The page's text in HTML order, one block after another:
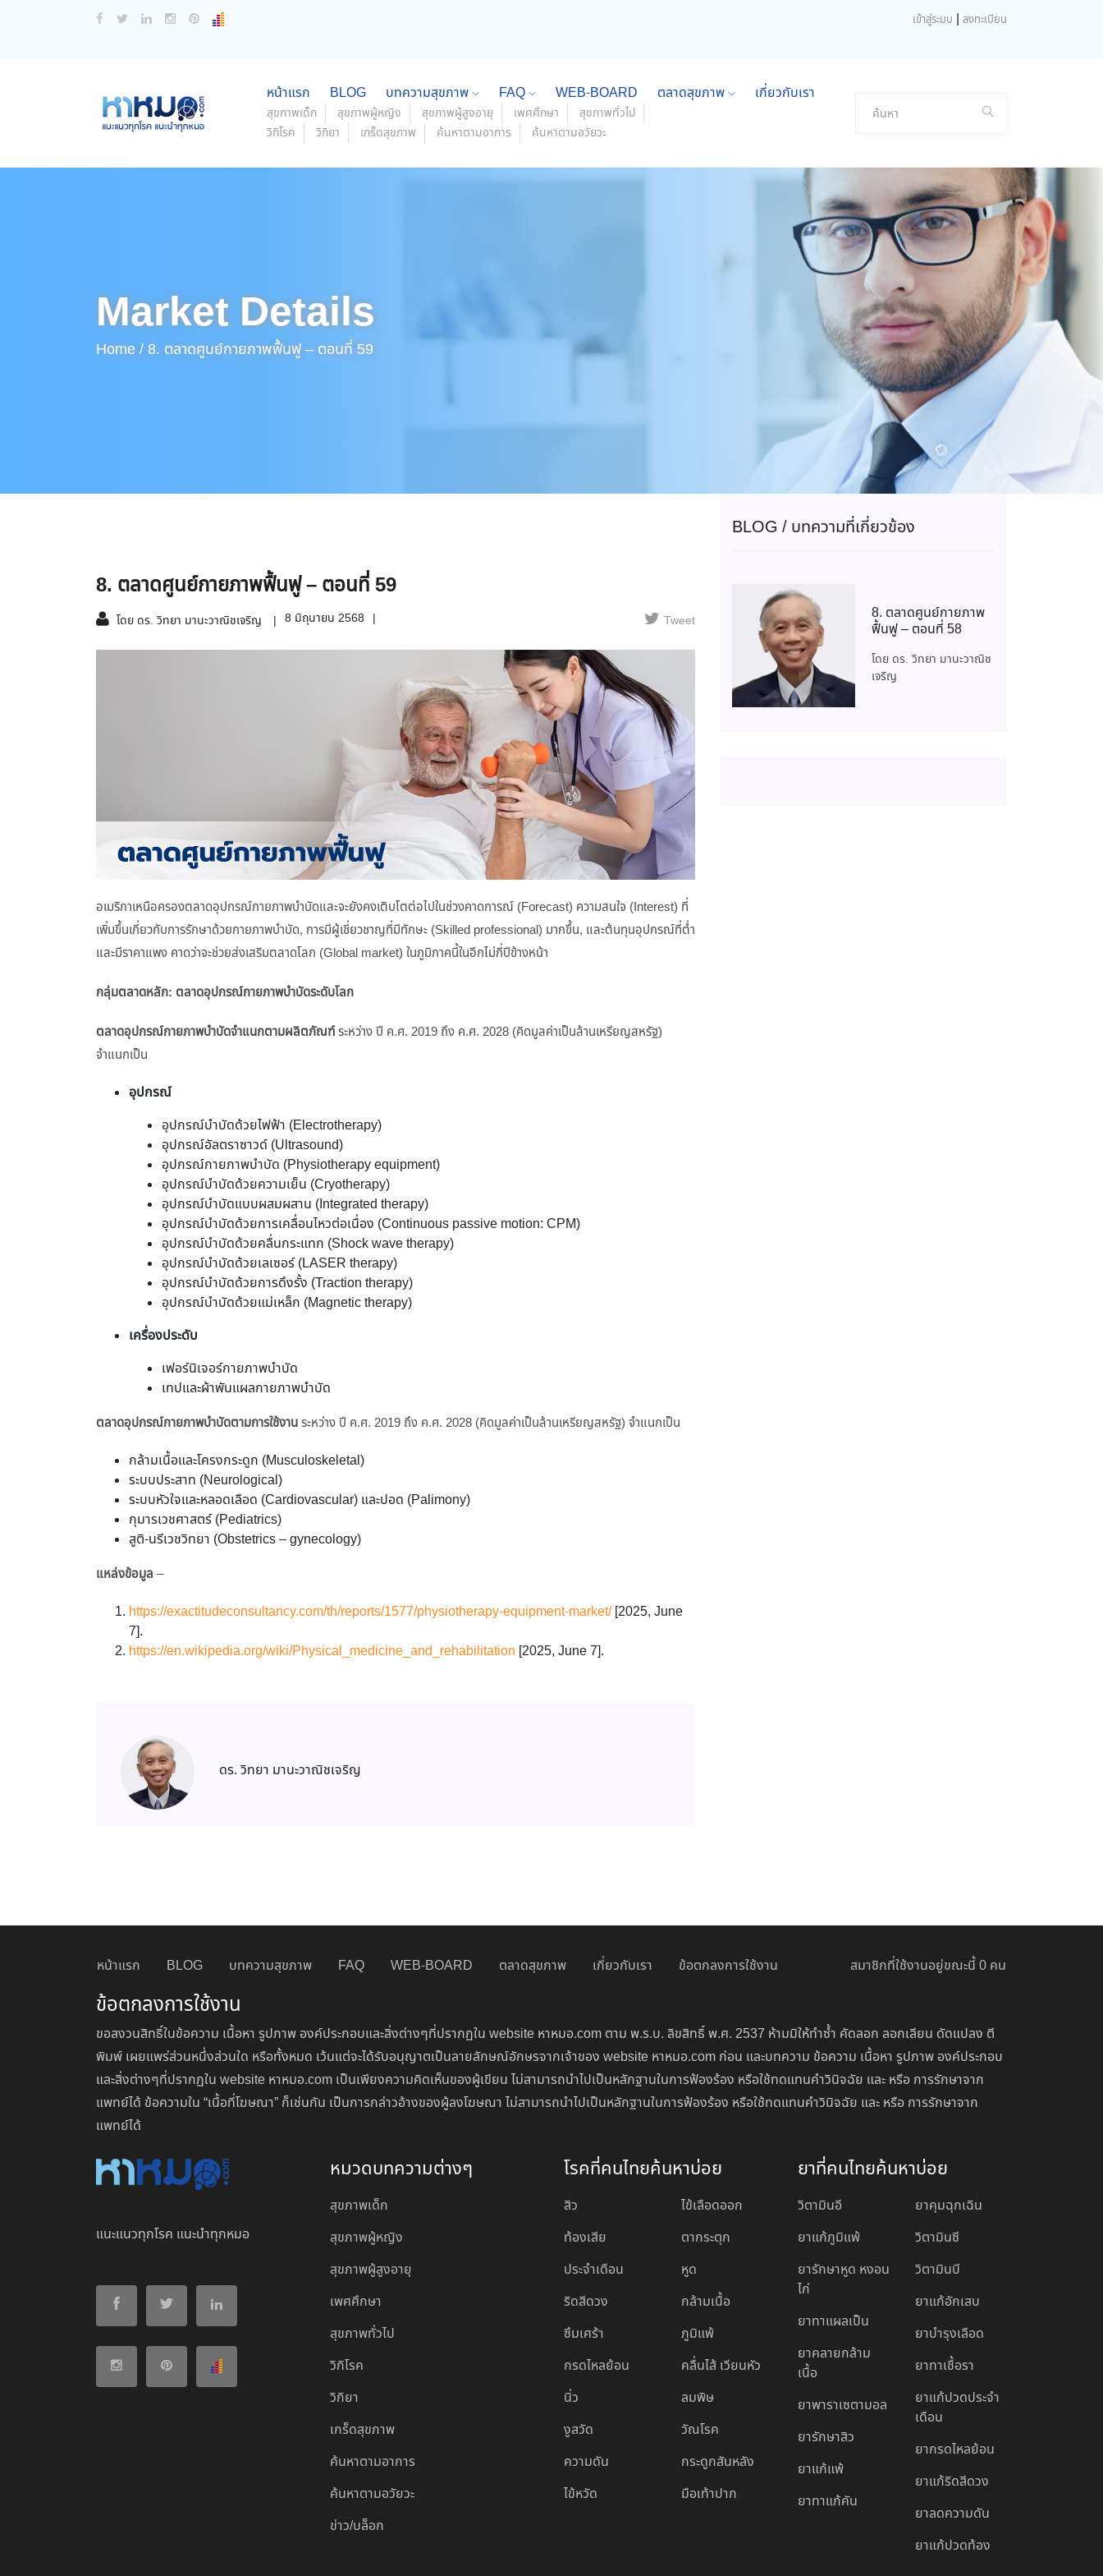
เข้าสู่ระบบ | ลงทะเบียน
หน้าแรก BLOG บทความสุขภาพ FAQ WEB-BOARD ตลาดสุขภาพ เกี่ยวกับเรา
สุขภาพเด็ก สุขภาพผู้หญิง สุขภาพผู้สูงอายุ เพศศึกษา
สุขภาพทั่วไป
วิกิโรค
วิกิยา เกร็ดสุขภาพ ค้นหาตามอาการ ค้นหาตามอวัยวะ
Market Details
Home /8. ตลาดศูนย์กายภาพฟื้นฟู – ตอนที่ 59
8. ตลาดศูนย์กายภาพฟื้นฟู – ตอนที่ 59
โดย ดร. วิทยา มานะวาณิชเจริญ 8 มิถุนายน 2568 Tweet
อเมริกาเหนือครองตลาดอุปกรณ์กายภาพบำบัดและจะยังคงเติบโตต่อไปในช่วงคาดการณ์ (Forecast) ความสนใจ (Interest) ที่
เพิ่มขึ้นเกี่ยวกับการรักษาด้วยกายภาพบำบัด, การมีผู้เชี่ยวชาญที่มีทักษะ (Skilled professional) มากขึ้น, และต้นทุนอุปกรณ์ที่ต่ำ
และมีราคาแพง คาดว่าจะช่วยส่งเสริมตลาดโลก (Global market) ในภูมิภาคนี้ในอีกไม่กี่ปีข้างหน้า
กลุ่มตลาดหลัก: ตลาดอุปกรณ์กายภาพบำบัดระดับโลก
ตลาดอุปกรณ์กายภาพบำบัดจำแนกตามผลิตภัณฑ์ระหว่าง ปี ค.ศ. 2019 ถึง ค.ศ. 2028 (คิดมูลค่าเป็นล้านเหรียญสหรัฐ)
จำแนกเป็น
อุปกรณ์
อุปกรณ์บำบัดด้วยไฟฟ้า (Electrotherapy)
อุปกรณ์อัลตราซาวด์ (Ultrasound)
อุปกรณ์กายภาพบำบัด (Physiotherapy equipment)
อุปกรณ์บำบัดด้วยความเย็น (Cryotherapy)
อุปกรณ์บำบัดแบบผสมผสาน (Integrated therapy)
อุปกรณ์บำบัดด้วยการเคลื่อนไหวต่อเนื่อง (Continuous passive motion: CPM)
อุปกรณ์บำบัดด้วยคลื่นกระแทก (Shock wave therapy)
อุปกรณ์บำบัดด้วยเลเซอร์ (LASER therapy)
อุปกรณ์บำบัดด้วยการดึงรั้ง (Traction therapy)
อุปกรณ์บำบัดด้วยแม่เหล็ก (Magnetic therapy)
เครื่องประดับ
เฟอร์นิเจอร์กายภาพบำบัด
เทปและผ้าพันแผลกายภาพบำบัด
ตลาดอุปกรณ์กายภาพบำบัดตามการใช้งานระหว่าง ปี ค.ศ. 2019 ถึง ค.ศ. 2028 (คิดมูลค่าเป็นล้านเหรียญสหรัฐ) จำแนกเป็น
กล้ามเนื้อและโครงกระดูก (Musculoskeletal)
ระบบประสาท (Neurological)
ระบบหัวใจและหลอดเลือด (Cardiovascular) และปอด (Palimony)
กุมารเวชศาสตร์ (Pediatrics)
สูติ-นรีเวชวิทยา (Obstetrics – gynecology)
แหล่งข้อมูล –
https://exactitudeconsultancy.com/th/reports/1577/physiotherapy-equipment-market/[2025, June
7].
https://en.wikipedia.org/wiki/Physical_medicine_and_rehabilitation [2025, June 7].
ดร. วิทยา มานะวาณิชเจริญ
BLOG / บทความที่เกี่ยวข้อง
8. ตลาดศูนย์กายภาพ
ฟื้นฟู – ตอนที่ 58
โดย ดร. วิทยา มานะวาณิช
เจริญ
หน้าแรก BLOG บทความสุขภาพ FAQ WEB-BOARD ตลาดสุขภาพ เกี่ยวกับเรา ข้อตกลงการใช้งาน สมาชิกที่ใช้งานอยู่ขณะนี้ 0 คน
ข้อตกลงการใช้งาน
ขอสงวนสิทธิ์ในข้อความ เนื้อหา รูปภาพ องค์ประกอบและสิ่งต่างๆที่ปรากฏใน website หาหมอ.com ตาม พ.ร.บ. ลิขสิทธิ์ พ.ศ. 2537 ห้ามมิให้ทำซ้ำ คัดลอก ลอกเลียน ดัดแปลง ตี
พิมพ์ เผยแพร่ส่วนหนึ่งส่วนใด หรือทั้งหมด เว้นแต่จะได้รับอนุญาตเป็นลายลักษณ์อักษรจากเจ้าของ website หาหมอ.com ก่อน และบทความ ข้อความ เนื้อหา รูปภาพ องค์ประกอบ
และสิ่งต่างๆที่ปรากฏใน website หาหมอ.com เป็นเพียงความคิดเห็นของผู้เขียน ไม่สามารถนำไปเป็นหลักฐานในการฟ้องร้อง หรือใช้ทดแทนคำวินิจฉัย และ หรือ การรักษาจาก
แพทย์ได้ ข้อความใน “เนื้อที่โฆษณา” ก็เช่นกัน เป็นการกล่าวอ้างของผู้ลงโฆษณา ไม่สามารถนำไปเป็นหลักฐานในการฟ้องร้อง หรือใช้ทดแทนคำวินิจฉัย และ หรือ การรักษาจาก
แพทย์ได้
แนะแนวทุกโรค แนะนำทุกหมอ
หมวดบทความต่างๆ
สุขภาพเด็ก
สุขภาพผู้หญิง
สุขภาพผู้สูงอายุ
เพศศึกษา
สุขภาพทั่วไป
วิกิโรค
วิกิยา
เกร็ดสุขภาพ
ค้นหาตามอาการ
ค้นหาตามอวัยวะ
ข่าว/บล็อก
โรคที่คนไทยค้นหาบ่อย ยาที่คนไทยค้นหาบ่อย
สิว
ท้องเสีย
ประจำเดือน
ริดสีดวง
ซึมเศร้า
กรดไหลย้อน
นิ่ว
งูสวัด
ความดัน
ไข้หวัด
ไข้เลือดออก
ตากระตุก
หูด
กล้ามเนื้อ
ภูมิแพ้
คลื่นไส้ เวียนหัว
ลมพิษ
วัณโรค
กระดูกสันหลัง
มือเท้าปาก
วิตามินอี
ยาแก้ภูมิแพ้
ยารักษาหูด หงอน
ไก่
ยาทาแผลเป็น
ยาคลายกล้าม
เนื้อ
ยาพาราเซตามอล
ยารักษาสิว
ยาแก้แพ้
ยาทาแก้คัน
ยาคุมฉุกเฉิน
วิตามินซี
วิตามินบี
ยาแก้อักเสบ
ยาบํารุงเลือด
ยาทาเชื้อรา
ยาแก้ปวดประจํา
เดือน
ยากรดไหลย้อน
ยาแก้ริดสีดวง
ยาลดความดัน
ยาแก้ปวดท้อง